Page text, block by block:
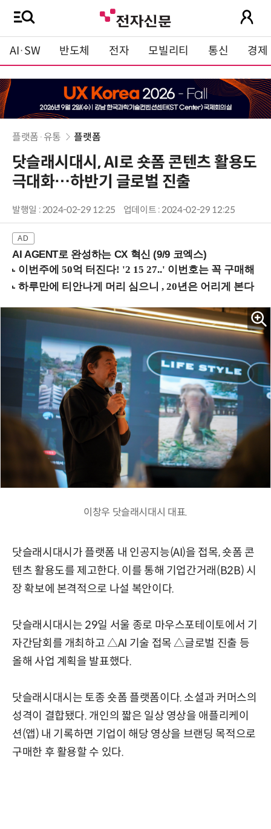
AI·SW 반도체 전자 모빌리티 통신 경제
플랫폼·유통 플랫폼
닷슬래시대시, AI로 숏폼 콘텐츠 활용도
극대화…하반기 글로벌 진출
발행일 : 2024-02-29 12:25 업데이트 : 2024-02-29 12:25
AI AGENT로 완성하는 CX 혁신 (9/9 코엑스)
이창우 닷슬래시대시 대표.
닷슬래시대시가 플랫폼 내 인공지능(AI)을 접목, 숏폼 콘
텐츠 활용도를 제고한다. 이를 통해 기업간거래(B2B) 시
장 확보에 본격적으로 나설 복안이다.
닷슬래시대시는 29일 서울 종로 마우스포테이토에서 기
자간담회를 개최하고 △AI 기술 접목 △글로벌 진출 등
올해 사업 계획을 발표했다.
닷슬래시대시는 토종 숏폼 플랫폼이다. 소셜과 커머스의
성격이 결합됐다. 개인의 짧은 일상 영상을 애플리케이
션(앱) 내 기록하면 기업이 해당 영상을 브랜딩 목적으로
구매한 후 활용할 수 있다.